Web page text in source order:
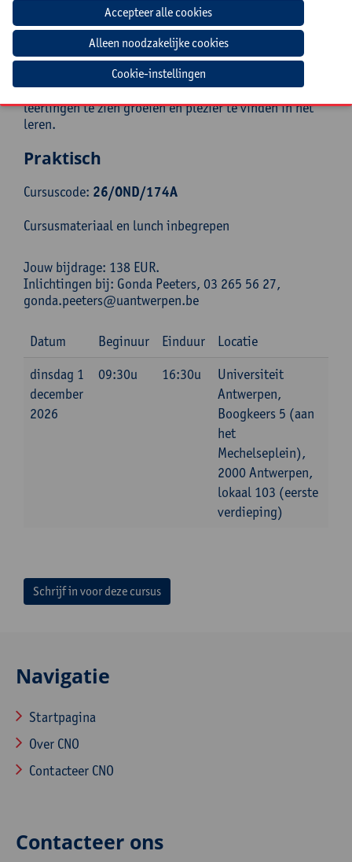
Inge Verbist werkt sinds een aantal jaren als
leerlingenbegeleider op een secundaire school en is
daar verantwoordelijk voor het beleid rond leren in de
1stegraad. Leren leren is intussen haar passie
geworden. Ze startte daarom ook een zelfstandige
praktijk als leercoach waar ze ervan geniet om
leerlingen te zien groeien en plezier te vinden in het
leren.
Praktisch
Cursuscode: 26/OND/174A
Cursusmateriaal en lunch inbegrepen
Jouw bijdrage: 138 EUR.
Inlichtingen bij: Gonda Peeters, 03 265 56 27,
gonda.peeters@uantwerpen.be
Datum Beginuur Einduur
Locatie
dinsdag 1
december
2026
09:30u 16:30u
Universiteit
Antwerpen,
Boogkeers 5 (aan
het
Mechelseplein),
2000 Antwerpen,
lokaal 103 (eerste
verdieping)
Schrijf in voor deze cursus
Navigatie
Startpagina
Over CNO
Contacteer CNO
Contacteer ons
Cookie-instellingen